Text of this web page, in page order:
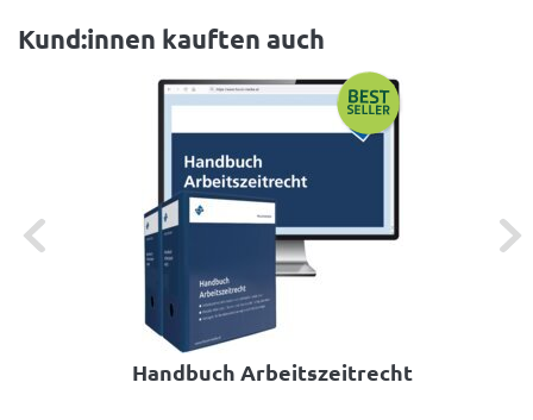
Kund:innen kauften auch
Previous Next
Handbuch Arbeitszeitrecht